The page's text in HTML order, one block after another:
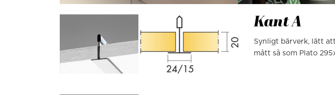
Kant A
Synligt bärverk, lätt
mått så som Plato